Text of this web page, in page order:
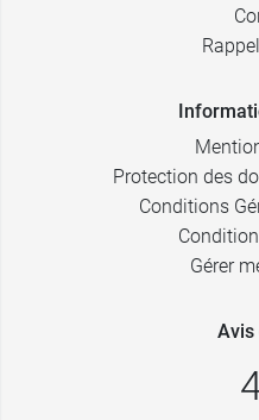
Protection des
Conditions
Gérer
Avis